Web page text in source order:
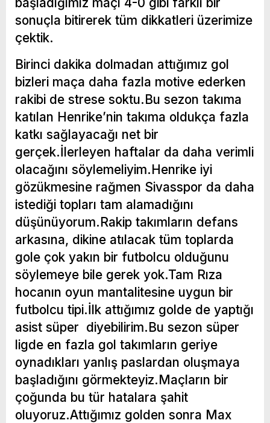
sonuçla bitirerek tüm dikkatleri üzerimize
çektik.
Birinci dakika dolmadan attığımız gol
bizleri maça daha fazla motive ederken
rakibi de strese soktu.Bu sezon takıma
katılan Henrike’nin takıma oldukça fazla
katkı sağlayacağı net bir
gerçek.İlerleyen haftalar da daha verimli
olacağını söylemeliyim.Henrike iyi
gözükmesine rağmen Sivasspor da daha
istediği topları tam alamadığını
düşünüyorum.Rakip takımların defans
arkasına, dikine atılacak tüm toplarda
gole çok yakın bir futbolcu olduğunu
söylemeye bile gerek yok.Tam Rıza
hocanın oyun mantalitesine uygun bir
futbolcu tipi.İlk attığımız golde de yaptığı
asist süper diyebilirim.Bu sezon süper
ligde en fazla gol takımların geriye
oynadıkları yanlış paslardan oluşmaya
başladığını görmekteyiz.Maçların bir
çoğunda bu tür hatalara şahit
oluyoruz.Attığımız golden sonra Max